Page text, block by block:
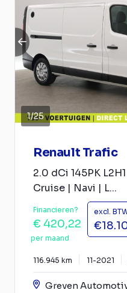
1/25
Renault Trafic
2.0 dCi 145PK
Cruise | Navi | L...
Financieren?
€ 420,22
per maand
excl.
116.945 km 11-2021
Greven